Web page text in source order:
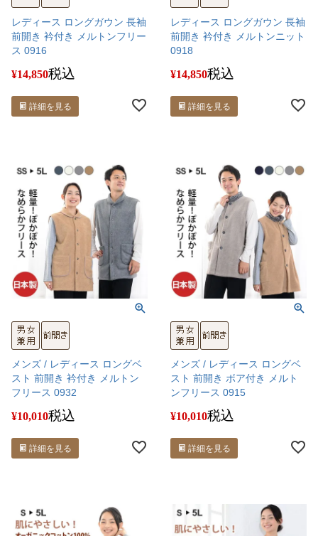
レディース ロングガウン 長袖
前開き 衿付き メルトンフリー
ス 0916
¥14,850税込
詳細を見る
レディース ロングガウン 長袖
前開き 衿付き メルトンニット
0918
¥14,850税込
詳細を見る
メンズ / レディース ロングベ
スト 前開き 衿付き メルトン
フリース 0932
¥10,010税込
詳細を見る
メンズ / レディース ロングベ
スト 前開き ボア付き メルト
ンフリース 0915
¥10,010税込
詳細を見る